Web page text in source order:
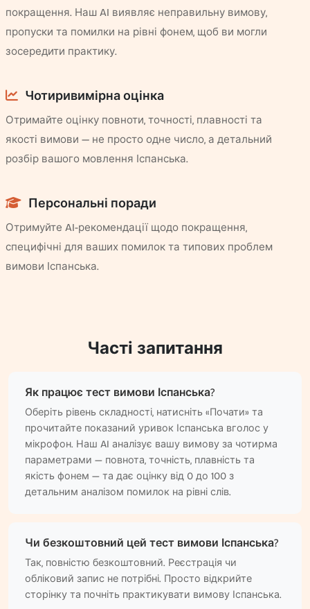
покращення. Наш AI виявляє неправильну вимову,
пропуски та помилки на рівні фонем, щоб ви могли
зосередити практику.
Чотиривимірна оцінка
Отримайте оцінку повноти, точності, плавності та
якості вимови — не просто одне число, а детальний
розбір вашого мовлення Іспанська.
Персональні поради
Отримуйте AI-рекомендації щодо покращення,
специфічні для ваших помилок та типових проблем
вимови Іспанська.
Часті запитання
Як працює тест вимови Іспанська?
Оберіть рівень складності, натисніть «Почати» та
прочитайте показаний уривок Іспанська вголос у
мікрофон. Наш AI аналізує вашу вимову за чотирма
параметрами — повнота, точність, плавність та
якість фонем — та дає оцінку від 0 до 100 з
детальним аналізом помилок на рівні слів.
Чи безкоштовний цей тест вимови Іспанська?
Так, повністю безкоштовний. Реєстрація чи
обліковий запис не потрібні. Просто відкрийте
сторінку та почніть практикувати вимову Іспанська.